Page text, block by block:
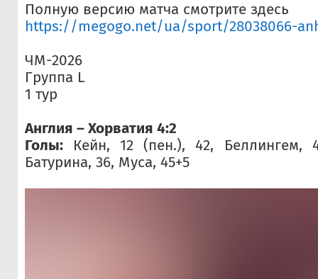
Полную версию матча смотрите здесь
https://megogo.net/ua/sport/28038066-
ЧМ-2026
Группа L
1 тур
Англия – Хорватия 4:2
Голы: Кейн, 12 (пен.), 42, Беллингем,
Батурина, 36, Муса, 45+5